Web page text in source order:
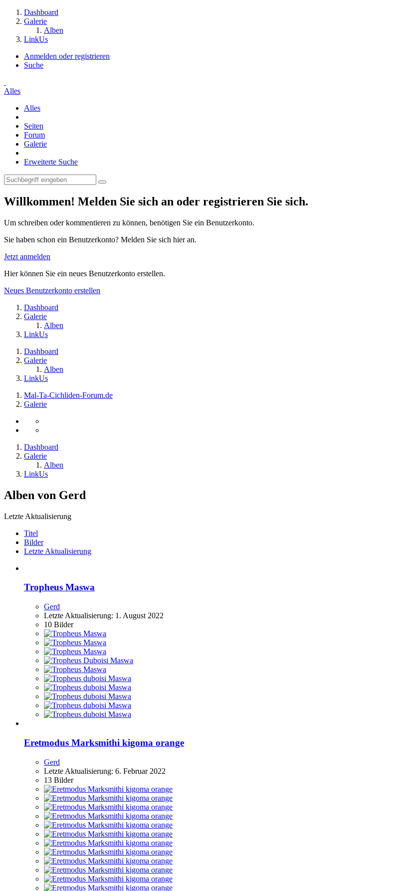
Dashboard
Galerie
Alben
LinkUs
Anmelden oder registrieren
Suche
Alles
Alles
Seiten
Forum
Galerie
Erweiterte Suche
Willkommen! Melden Sie sich an oder registrieren Sie sich.
Um schreiben oder kommentieren zu können, benötigen Sie ein Benutzerkonto.
Sie haben schon ein Benutzerkonto? Melden Sie sich hier an.
Jetzt anmelden
Hier können Sie ein neues Benutzerkonto erstellen.
Neues Benutzerkonto erstellen
Dashboard
Galerie
Alben
LinkUs
Dashboard
Galerie
Alben
LinkUs
Mal-Ta-Cichliden-Forum.de
Galerie
Dashboard
Galerie
Alben
LinkUs
Alben von Gerd
Letzte Aktualisierung
Titel
Bilder
Letzte Aktualisierung
Tropheus Maswa
Gerd
Letzte Aktualisierung: 1. August 2022
10 Bilder
Eretmodus Marksmithi kigoma orange
Gerd
Letzte Aktualisierung: 6. Februar 2022
13 Bilder